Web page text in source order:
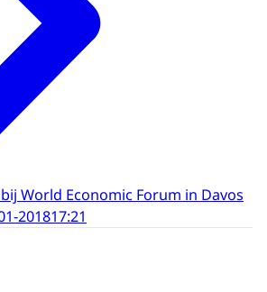
World Economic Forum in Davos
201817:21